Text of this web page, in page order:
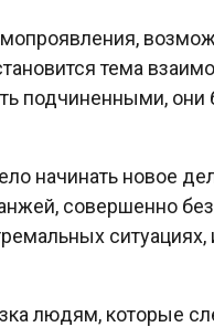
тема
подчиненными,
начинать новое
совершенно
ситуациях,
людям, которые